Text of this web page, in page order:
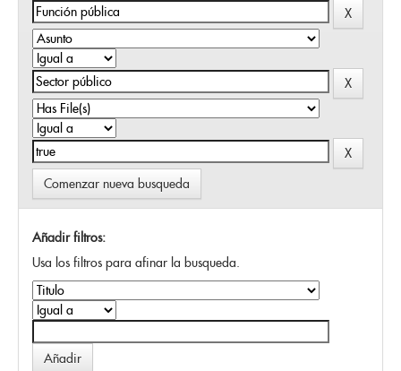
Comenzar nueva busqueda
Añadir filtros:
Usa los filtros para afinar la busqueda.